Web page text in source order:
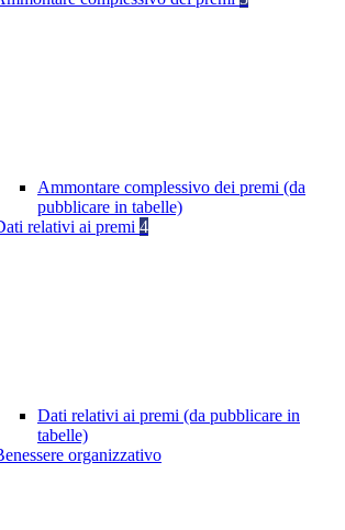
Ammontare complessivo dei premi (da
pubblicare in tabelle)
relativi ai premi 4
Dati relativi ai premi (da pubblicare in
tabelle)
organizzativo